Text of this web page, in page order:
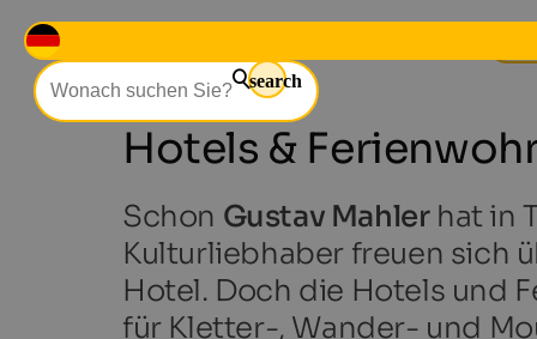
search
Hotels &
Schon Gustav Mahlerhat in
Kulturliebhaber freuen sich
Hotel. Doch die Hotels und
für Kletter-, Wander- und